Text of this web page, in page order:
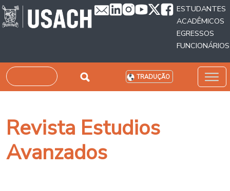
Passar para o conteúdo principal
ESTUDANTES
ACADÊMICOS
EGRESSOS
FUNCIONÁRIOS
Pesquisar TRADUÇÃO
Revista Estudios
Avanzados